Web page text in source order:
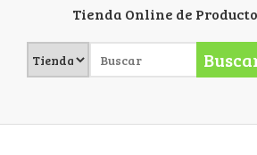
Tienda Online de